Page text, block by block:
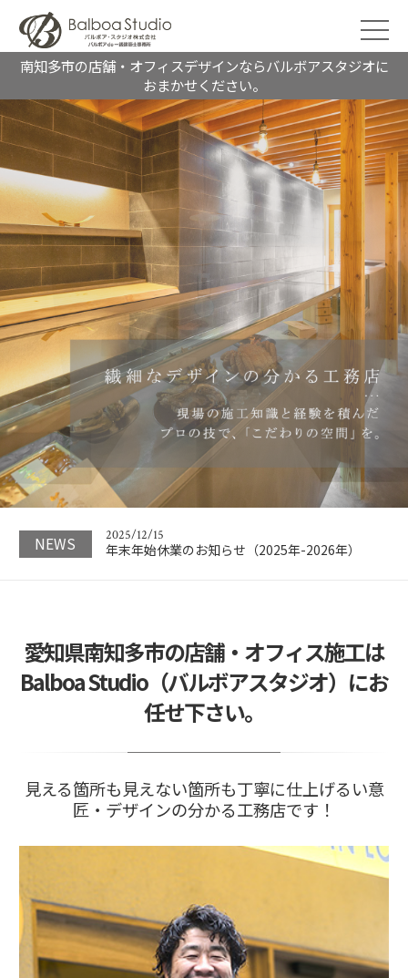
南知多市の店舗・オフィスデザインならバルボアスタジオに
おまかせください。
NEWS
2023/05/18
名古屋で信頼できる店舗の設計業者を選ぶための
2026/04/24
GWの休業期間のお知らせ（2026年）
2025/12/15
年末年始休業のお知らせ（2025年-2026年）
2024/11/21
日本橋にあるカフェ&オフィスのビル。広々とし
たフリースペ…
2023/05/18
名古屋で信頼できる店舗の設計業者を選ぶための
ポイントと注意点
愛知県南知多市の店舗・オフィス施工は
Balboa Studio（バルボアスタジオ）にお
任せ下さい。
見える箇所も見えない箇所も丁寧に仕上げるい意
匠・デザインの分かる工務店です！